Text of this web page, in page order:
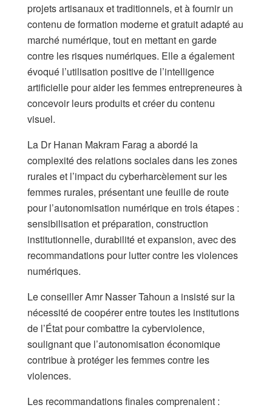
projets artisanaux et traditionnels, et à fournir un
contenu de formation moderne et gratuit adapté au
marché numérique, tout en mettant en garde
contre les risques numériques. Elle a également
évoqué l’utilisation positive de l’intelligence
artificielle pour aider les femmes entrepreneures à
concevoir leurs produits et créer du contenu
visuel.
La Dr Hanan Makram Farag a abordé la
complexité des relations sociales dans les zones
rurales et l’impact du cyberharcèlement sur les
femmes rurales, présentant une feuille de route
pour l’autonomisation numérique en trois étapes :
sensibilisation et préparation, construction
institutionnelle, durabilité et expansion, avec des
recommandations pour lutter contre les violences
numériques.
Le conseiller Amr Nasser Tahoun a insisté sur la
nécessité de coopérer entre toutes les institutions
de l’État pour combattre la cyberviolence,
soulignant que l’autonomisation économique
contribue à protéger les femmes contre les
violences.
Les recommandations finales comprenaient :